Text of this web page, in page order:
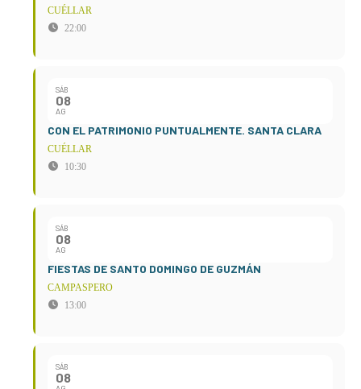
CUÉLLAR
22:00
SÁB
08
AG
CON EL PATRIMONIO PUNTUALMENTE. SANTA CLARA
CUÉLLAR
10:30
SÁB
08
AG
FIESTAS DE SANTO DOMINGO DE GUZMÁN
CAMPASPERO
13:00
SÁB
08